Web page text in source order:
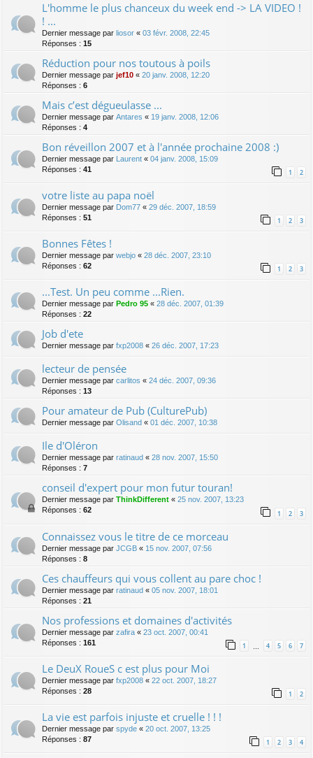
L'homme le plus chanceux du week end -> LA VIDEO !
! ...
Dernier message par liosor « 03 févr. 2008, 22:45
Réponses : 15
Réduction pour nos toutous à poils
Dernier message par jef10 « 20 janv. 2008, 12:20
Réponses : 6
Mais c’est dégueulasse ...
Dernier message par Antares « 19 janv. 2008, 12:06
Réponses : 4
Bon réveillon 2007 et à l'année prochaine 2008 :)
Dernier message par Laurent « 04 janv. 2008, 15:09
Réponses : 41 1 2
votre liste au papa noël
Dernier message par Dom77 « 29 déc. 2007, 18:59
Réponses : 51 1 2 3
Bonnes Fêtes !
Dernier message par webjo « 28 déc. 2007, 23:10
Réponses : 62 1 2 3
...Test. Un peu comme ...Rien.
Dernier message par Pedro 95 « 28 déc. 2007, 01:39
Réponses : 22
Job d'ete
Dernier message par fxp2008 « 26 déc. 2007, 17:23
lecteur de pensée
Dernier message par carlitos « 24 déc. 2007, 09:36
Réponses : 13
Pour amateur de Pub (CulturePub)
Dernier message par Olisand « 01 déc. 2007, 10:38
Ile d'Oléron
Dernier message par ratinaud « 28 nov. 2007, 15:50
Réponses : 7
conseil d'expert pour mon futur touran!
Dernier message par ThinkDifferent « 25 nov. 2007, 13:23
Réponses : 62 1 2 3
Connaissez vous le titre de ce morceau
Dernier message par JCGB « 15 nov. 2007, 07:56
Réponses : 8
Ces chauffeurs qui vous collent au pare choc !
Dernier message par ratinaud « 05 nov. 2007, 18:01
Réponses : 21
Nos professions et domaines d'activités
Dernier message par zafira « 23 oct. 2007, 00:41
Réponses : 161 1 4 5 6 7
Le DeuX RoueS c est plus pour Moi
Dernier message par fxp2008 « 22 oct. 2007, 18:27
Réponses : 28 1 2
La vie est parfois injuste et cruelle ! ! !
Dernier message par spyde « 20 oct. 2007, 13:25
Réponses : 87 1 2 3 4